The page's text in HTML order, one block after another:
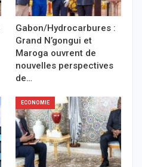
Gabon/Hydrocarbures :
Grand N’gongui et
Maroga ouvrent de
nouvelles perspectives
de…
ECONOMIE